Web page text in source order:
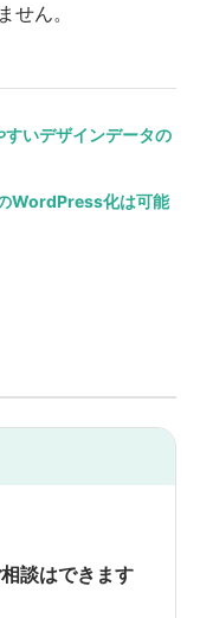
せん。
いデザインデータの
WordPress化は可能
談はできます